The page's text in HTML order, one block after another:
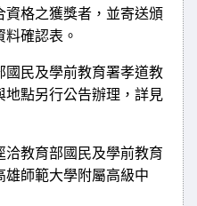
格之獲獎者，並寄送頒
確認表。
國民及學前教育署孝道教
地點另行公告辦理，詳見
教育部國民及學前教育
雄師範大學附屬高級中